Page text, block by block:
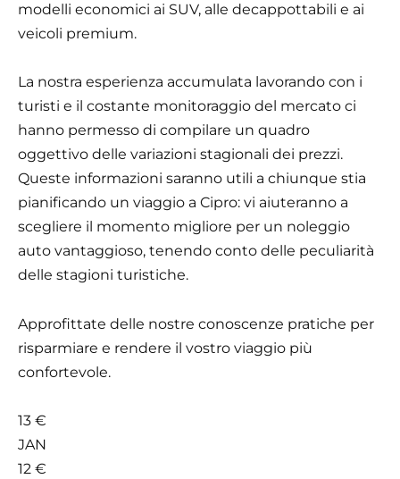
modelli economici ai SUV, alle decappottabili e ai
veicoli premium.
La nostra esperienza accumulata lavorando con i
turisti e il costante monitoraggio del mercato ci
hanno permesso di compilare un quadro
oggettivo delle variazioni stagionali dei prezzi.
Queste informazioni saranno utili a chiunque stia
pianificando un viaggio a Cipro: vi aiuteranno a
scegliere il momento migliore per un noleggio
auto vantaggioso, tenendo conto delle peculiarità
delle stagioni turistiche.
Approfittate delle nostre conoscenze pratiche per
risparmiare e rendere il vostro viaggio più
confortevole.
13 €
JAN
12 €